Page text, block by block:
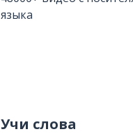
языка
Учи слова